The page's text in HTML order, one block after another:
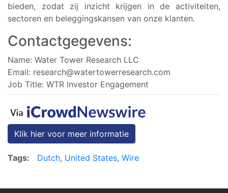
bieden, zodat zij inzicht krijgen in de activiteiten,
sectoren en beleggingskansen van onze klanten.
Contactgegevens:
Name: Water Tower Research LLC
Email: research@watertowerresearch.com
Job Title: WTR Investor Engagement
Klik hier voor meer informatie
Tags: Dutch, United States, Wire